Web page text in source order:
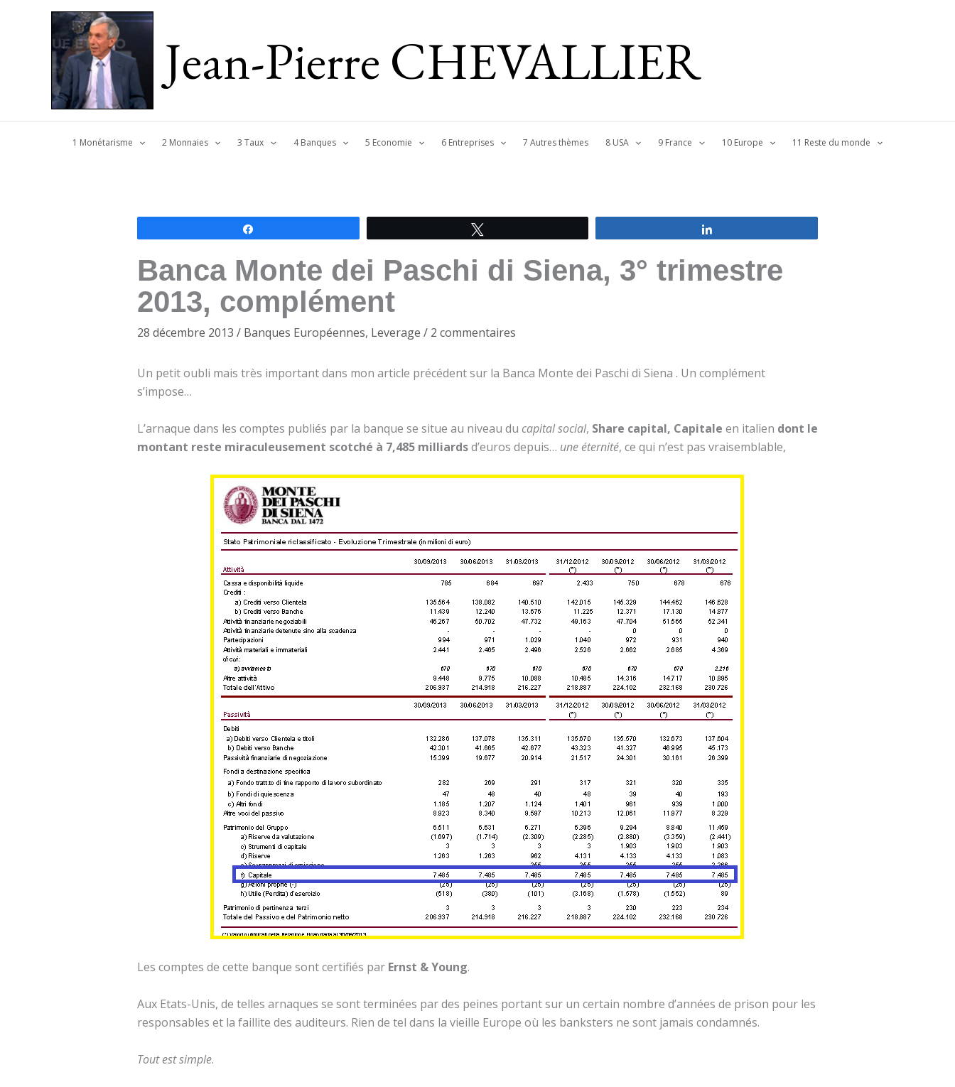
Jean-Pierre CHEVALLIER
1 Monétarisme 2 Monnaies 3 Taux 4 Banques 5 Economie 6 Entreprises 7 Autres thèmes 8 USA 9 France 10 Europe 11 Reste du monde
Banca Monte dei Paschi di Siena, 3° trimestre
2013, complément
28 décembre 2013 / Banques Européennes, Leverage / 2 commentaires
Un petit oubli mais très important dans mon article précédent sur la Banca Monte dei Paschi di Siena . Un complément
s’impose…
L’arnaque dans les comptes publiés par la banque se situe au niveau du capital social, Share capital, Capitale en italien dont le
montant reste miraculeusement scotché à 7,485 milliardsd’euros depuis… une éternité, ce qui n’est pas vraisemblable,
Les comptes de cette banque sont certifiés par Ernst & Young.
Aux Etats-Unis, de telles arnaques se sont terminées par des peines portant sur un certain nombre d’années de prison pour les
responsables et la faillite des auditeurs. Rien de tel dans la vieille Europe où les banksters ne sont jamais condamnés.
Tout est simple.